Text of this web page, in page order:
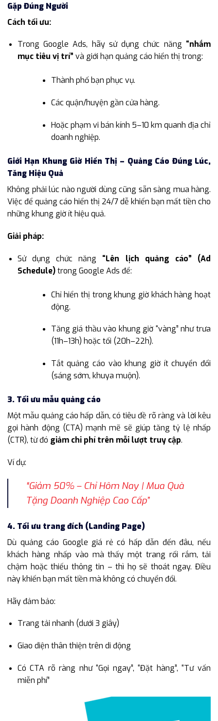
Gặp Đúng Người
Cách tối ưu:
Trong Google Ads, hãy sử dụng chức năng “nhắm
mục tiêu vị trí” và giới hạn quảng cáo hiển thị trong:
Thành phố bạn phục vụ.
Các quận/huyện gần cửa hàng.
Hoặc phạm vi bán kính 5–10 km quanh địa chỉ
doanh nghiệp.
Giới Hạn Khung Giờ Hiển Thị – Quảng Cáo Đúng Lúc,
Tăng Hiệu Quả
Không phải lúc nào người dùng cũng sẵn sàng mua hàng.
Việc để quảng cáo hiển thị 24/7 dễ khiến bạn mất tiền cho
những khung giờ ít hiệu quả.
Giải pháp:
Sử dụng chức năng “Lên lịch quảng cáo” (Ad
Schedule)trong Google Ads để:
Chỉ hiển thị trong khung giờ khách hàng hoạt
động.
Tăng giá thầu vào khung giờ “vàng” như trưa
(11h–13h) hoặc tối (20h–22h).
Tắt quảng cáo vào khung giờ ít chuyển đổi
(sáng sớm, khuya muộn).
3. Tối ưu mẫu quảng cáo
Một mẫu quảng cáo hấp dẫn, có tiêu đề rõ ràng và lời kêu
gọi hành động (CTA) mạnh mẽ sẽ giúp tăng tỷ lệ nhấp
(CTR), từ đó giảm chi phí trên mỗi lượt truy cập.
Ví dụ:
“Giảm 50% – Chỉ Hôm Nay | Mua Quà
Tặng Doanh Nghiệp Cao Cấp”
4. Tối ưu trang đích (Landing Page)
Dù quảng cáo Google giá rẻ có hấp dẫn đến đâu, nếu
khách hàng nhấp vào mà thấy một trang rối rắm, tải
chậm hoặc thiếu thông tin – thì họ sẽ thoát ngay. Điều
này khiến bạn mất tiền mà không có chuyển đổi.
Hãy đảm bảo:
Trang tải nhanh (dưới 3 giây)
Giao diện thân thiện trên di động
Có CTA rõ ràng như “Gọi ngay”, “Đặt hàng”, “Tư vấn
miễn phí”